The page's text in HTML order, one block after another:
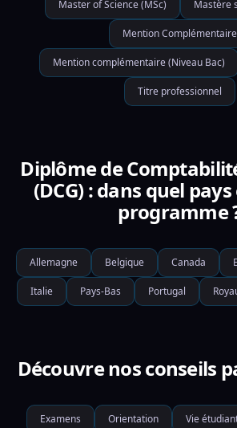
Master of Science (MSc) Mastère
Mention Complémentaire
Mention complémentaire (Niveau Bac)
Titre professionnel
Diplôme de
(DCG) : dans quel
programme
Allemagne Belgique Canada
Italie Pays-Bas Portugal
Découvre nos conseils
Examens Orientation Vie